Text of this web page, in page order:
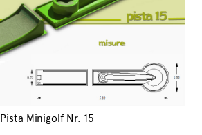
Pista Minigolf Nr. 15